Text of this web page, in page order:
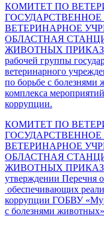
КОМИТЕТ ПО
ВЕТЕРИНАРНОЕ
ОБЛАСТНАЯ
ЖИВОТНЫХ ПРИКАЗ №
рабочей группы
ветеринарного
по борьбе с болезнями
комплекса
коррупции.
КОМИТЕТ ПО
ВЕТЕРИНАРНОЕ
ОБЛАСТНАЯ
ЖИВОТНЫХ ПРИКАЗ №
утверждении Перечня
обеспечивающих
коррупции ГОБВУ
с болезнями